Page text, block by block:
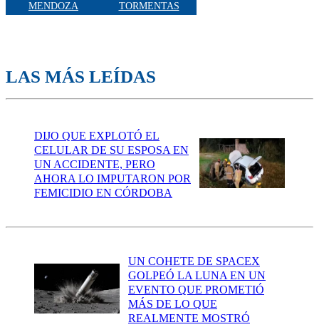
MENDOZA
TORMENTAS
LAS MÁS LEÍDAS
DIJO QUE EXPLOTÓ EL
CELULAR DE SU ESPOSA EN
UN ACCIDENTE, PERO
AHORA LO IMPUTARON POR
FEMICIDIO EN CÓRDOBA
UN COHETE DE SPACEX
GOLPEÓ LA LUNA EN UN
EVENTO QUE PROMETIÓ
MÁS DE LO QUE
REALMENTE MOSTRÓ